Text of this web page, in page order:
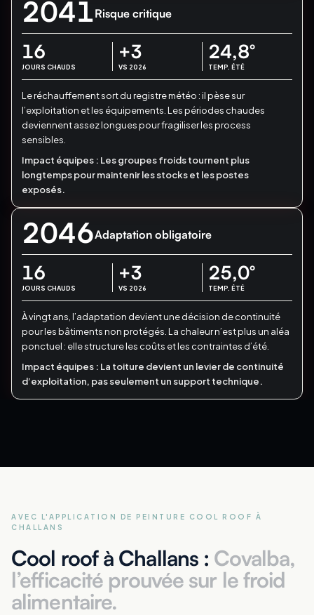
2041Risque critique
16
JOURS CHAUDS
+3
VS 2026
24,8°
TEMP. ÉTÉ
Le réchauffement sort du registre météo : il pèse sur
l’exploitation et les équipements. Les périodes chaudes
deviennent assez longues pour fragiliser les process
sensibles.
Impact équipes : Les groupes froids tournent plus
longtemps pour maintenir les stocks et les postes
exposés.
2046Adaptation obligatoire
16
JOURS CHAUDS
+3
VS 2026
25,0°
TEMP. ÉTÉ
À vingt ans, l’adaptation devient une décision de continuité
pour les bâtiments non protégés. La chaleur n’est plus un aléa
ponctuel : elle structure les coûts et les contraintes d’été.
Impact équipes : La toiture devient un levier de continuité
d’exploitation, pas seulement un support technique.
AVEC L'APPLICATION DE PEINTURE COOL ROOF À
CHALLANS
Cool roof à Challans : Covalba,
l’efficacité prouvée sur le froid
alimentaire.